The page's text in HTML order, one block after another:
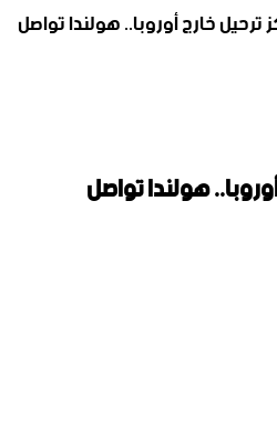
ترحيل خارج أوروبا.. هولندا تواصل
هولندا تواصل